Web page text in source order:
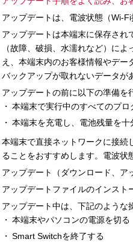
アップデートは、電波状態（Wi-
アップデートは本端末に保存され
（故障、破損、水濡れなど）に
え、本端末内のお客様情報やデ
バックアップが取れないデータが
アップデートの前に以下の準備を
本端末で実行中のすべてのプロ
本端末を充電し、電池残量を十
本端末で直接ネットワークに接続
ることをおすすめします。電波状
アップデート（ダウンロード、ア
アップデートファイルのインスト
アップデート中は、下記のような
本端末やパソコンの電源を切る
Smart Switchを終了する